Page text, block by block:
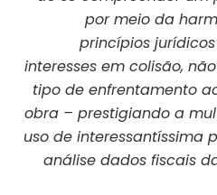
por meio da
princípios
interesses em colisão,
tipo de enfrentamento
obra – prestigiando a
uso de interessantíssima
análise dados fiscais